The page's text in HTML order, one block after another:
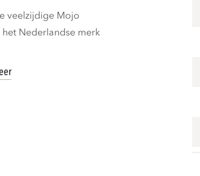
veelzijdige Mojo
Nederlandse merk